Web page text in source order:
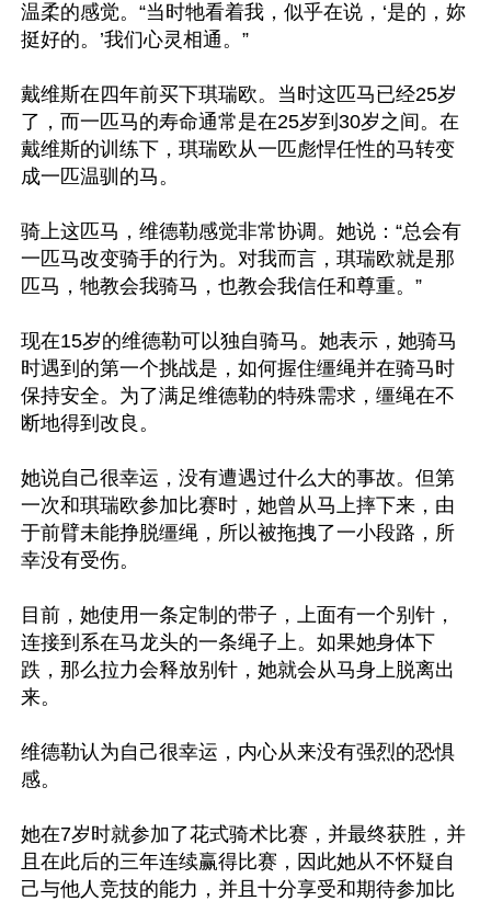
温柔的感觉。“当时牠看着我，似乎在说，‘是的，妳
挺好的。’我们心灵相通。”
戴维斯在四年前买下琪瑞欧。当时这匹马已经25岁
了，而一匹马的寿命通常是在25岁到30岁之间。在
戴维斯的训练下，琪瑞欧从一匹彪悍任性的马转变
成一匹温驯的马。
骑上这匹马，维德勒感觉非常协调。她说：“总会有
一匹马改变骑手的行为。对我而言，琪瑞欧就是那
匹马，牠教会我骑马，也教会我信任和尊重。”
现在15岁的维德勒可以独自骑马。她表示，她骑马
时遇到的第一个挑战是，如何握住缰绳并在骑马时
保持安全。为了满足维德勒的特殊需求，缰绳在不
断地得到改良。
她说自己很幸运，没有遭遇过什么大的事故。但第
一次和琪瑞欧参加比赛时，她曾从马上摔下来，由
于前臂未能挣脱缰绳，所以被拖拽了一小段路，所
幸没有受伤。
目前，她使用一条定制的带子，上面有一个别针，
连接到系在马龙头的一条绳子上。如果她身体下
跌，那么拉力会释放别针，她就会从马身上脱离出
来。
维德勒认为自己很幸运，内心从来没有强烈的恐惧
感。
她在7岁时就参加了花式骑术比赛，并最终获胜，并
且在此后的三年连续赢得比赛，因此她从不怀疑自
己与他人竞技的能力，并且十分享受和期待参加比